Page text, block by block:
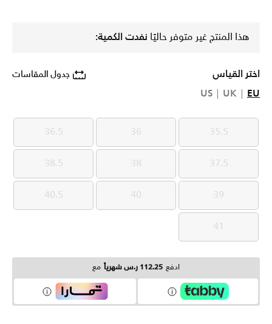
هذا المنتج غير متوفر حاليًا نفدت الكمية:
اختر القياس جدول المقاسات
EU
UK
US
35.5
35.5
36
36
36.5
36.5
37.5
37.5
38
38
38.5
38.5
39
39
40
40
40.5
40.5
41
41
ادفع 112.25 ر.س شهرياً مع